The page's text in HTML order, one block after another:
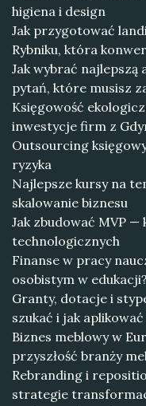
higiena i design
Jak przygotować
Rybniku, która
Jak wybrać najlepszą
pytań, które musisz
Księgowość
inwestycje firm z
Outsourcing
ryzyka
Najlepsze kursy na
skalowanie biznesu
Jak zbudować MVP
technologicznych
Finanse w pracy
osobistym w edukacji?
Granty, dotacje i
szukać i jak aplikować
Biznes meblowy w
przyszłość branży
Rebranding i
strategie